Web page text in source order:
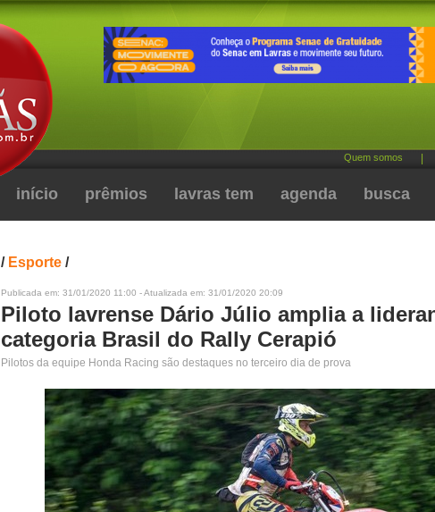
Quem somos
início prêmios lavras tem agenda busca
/ Esporte /
Publicada em: 31/01/2020 11:00 - Atualizada em: 31/01/2020 20:09
Piloto lavrense Dário Júlio amplia a
categoria Brasil do Rally Cerapió
Pilotos da equipe Honda Racing são destaques no terceiro dia de prova